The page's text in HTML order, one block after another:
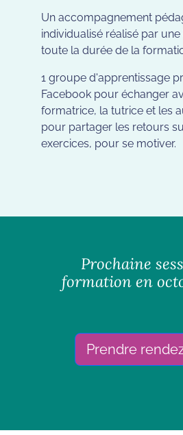
Un accompagnement
individualisé réalisé par
toute la durée de la
1 groupe d'apprentissage
Facebook pour échanger
formatrice, la tutrice et les
pour partager les retours
exercices, pour se motiver.
Prochaine
formation en
Prendre